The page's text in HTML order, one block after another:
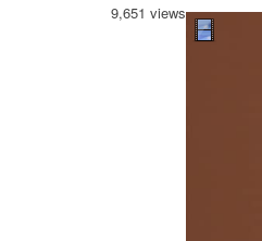
9,651 views